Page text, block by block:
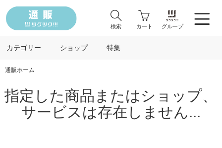
検索 カート グループ
カテゴリー ショップ 特集
通販ホーム
指定した商品またはショップ、
サービスは存在しません...